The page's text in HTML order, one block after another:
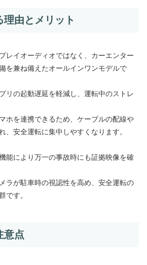
由とメリット
レイオーディオではなく、カーエンター
を兼ね備えたオールインワンモデルで
リの起動遅延を軽減し、運転中のストレ
ホを連携できるため、ケーブルの配線や
、安全運転に集中しやすくなります。
能により万一の事故時にも証拠映像を確
ラが駐車時の視認性を高め、安全運転の
です。
意点